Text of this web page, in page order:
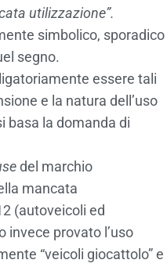
utilizzazione”.
simbolico, sporadico
segno.
essere tali
e la natura dell’uso
basa la domanda di
del marchio
mancata
(autoveicoli ed
invece provato l’uso
“veicoli giocattolo” e